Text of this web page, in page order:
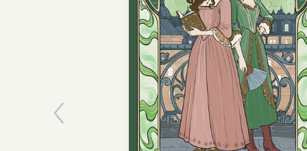
Previous